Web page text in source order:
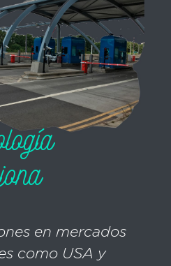
en mercados
como USA y